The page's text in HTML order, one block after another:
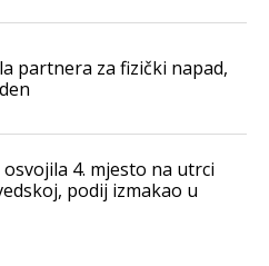
partnera za fizički napad,
4. mjesto na utrci
podij izmakao u